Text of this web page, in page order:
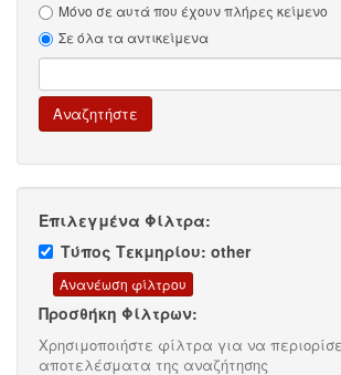
Μόνο σε αυτά που έχουν πλήρες κείμενο
Σε όλα τα αντικείμενα
Επιλεγμένα Φίλτρα:
Τύπος Τεκμηρίου: other
Προσθήκη Φίλτρων:
Χρησιμοποιήστε φίλτρα για να
αποτελέσματα της αναζήτησης